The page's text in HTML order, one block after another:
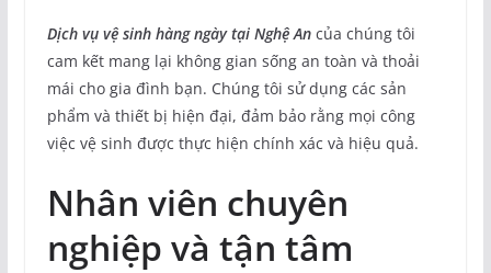
Dịch vụ vệ sinh hàng ngày tại Nghệ Ancủa chúng tôi
cam kết mang lại không gian sống an toàn và thoải
mái cho gia đình bạn. Chúng tôi sử dụng các sản
phẩm và thiết bị hiện đại, đảm bảo rằng mọi công
việc vệ sinh được thực hiện chính xác và hiệu quả.
Nhân viên chuyên
nghiệp và tận tâm